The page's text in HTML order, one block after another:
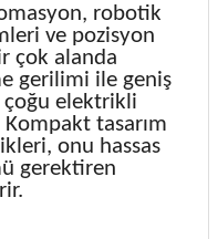
robotik
ve pozisyon
çok alanda
gerilimi ile geniş
çoğu elektrikli
tasarım
onu hassas
gerektiren